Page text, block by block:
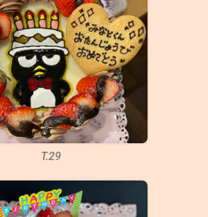
T.29